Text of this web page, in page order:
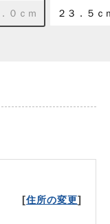
０ｃｍ ２３．５ｃ
[住所の変更]